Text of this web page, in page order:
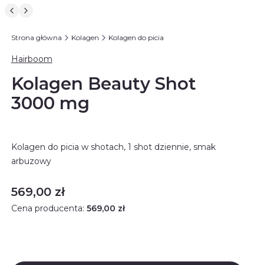
Strona główna Kolagen Kolagen do picia
Hairboom
Kolagen Beauty Shot
3000 mg
Kolagen do picia w shotach, 1 shot dziennie, smak
arbuzowy
Cena
569,00 zł
Cena producenta: 569,00 zł